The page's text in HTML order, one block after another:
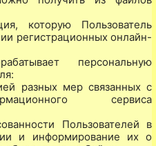
которую Пользователь
регистрационных онлайн-
персональную
разных мер связанных с
сервиса
Пользователей в
и информирование их о